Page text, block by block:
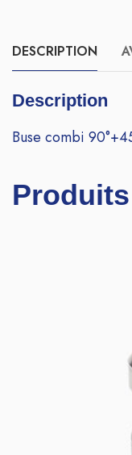
DESCRIPTION
Description
Buse combi